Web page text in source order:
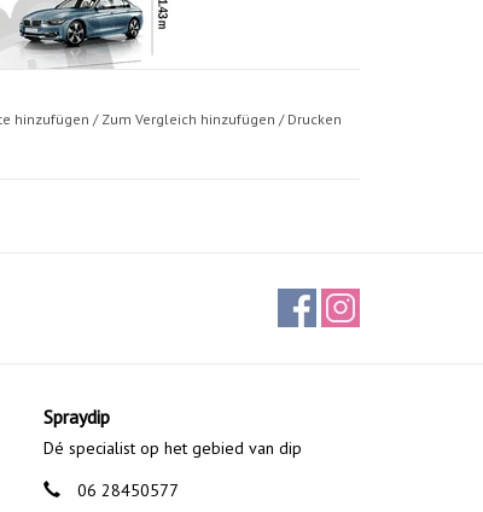
hinzufügen / Zum Vergleich hinzufügen / Drucken
Spraydip
Dé specialist op het gebied van dip
06 28450577